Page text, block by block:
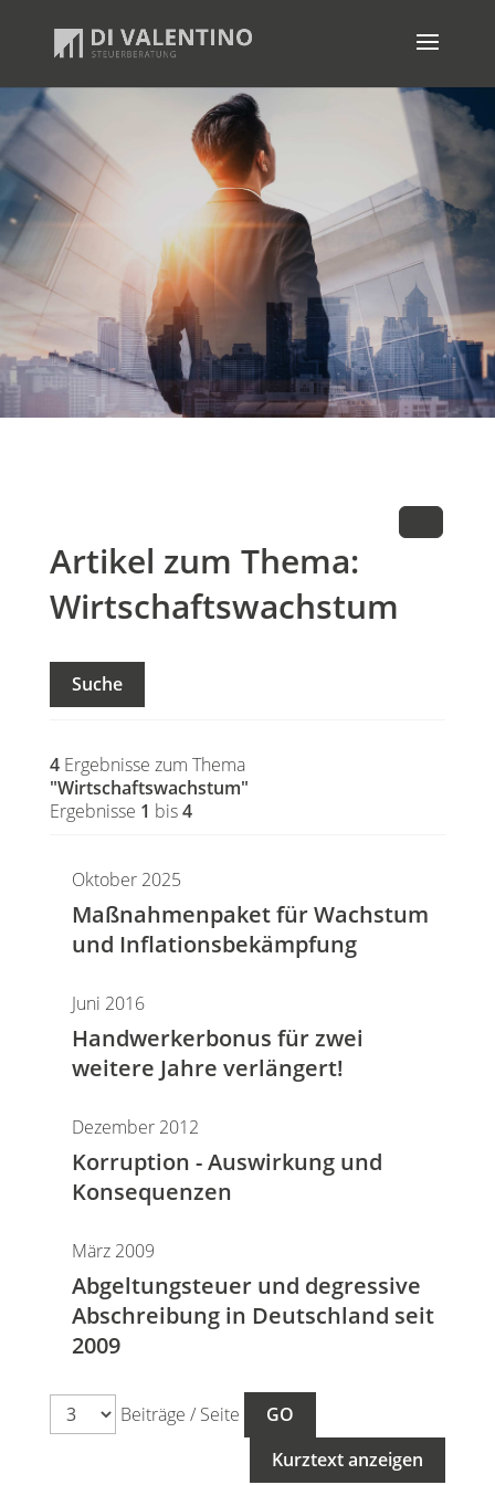
Artikel zum Thema:
Wirtschaftswachstum
Suche
4Ergebnisse zum Thema
"Wirtschaftswachstum"
Ergebnisse 1 bis4
Oktober 2025
Maßnahmenpaket für Wachstum
und Inflationsbekämpfung
Juni 2016
Handwerkerbonus für zwei
weitere Jahre verlängert!
Dezember 2012
Korruption - Auswirkung und
Konsequenzen
März 2009
Abgeltungsteuer und degressive
Abschreibung in Deutschland seit
2009
Beiträge / Seite
Kurztext anzeigen